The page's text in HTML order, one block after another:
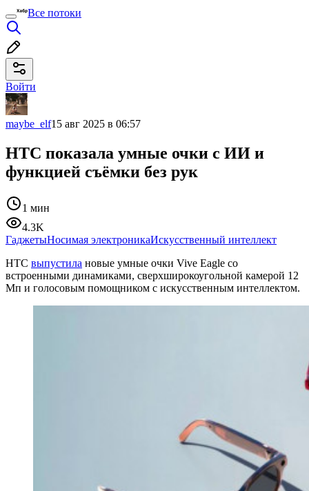
Все потоки
Войти
maybe_elf15 авг 2025 в 06:57
HTC показала умные очки с ИИ и
функцией съёмки без рук
1 мин
4.3K
ГаджетыНосимая электроникаИскусственный интеллект
HTC выпустила новые умные очки Vive Eagle со
встроенными динамиками, сверхширокоугольной камерой 12
Мп и голосовым помощником с искусственным интеллектом.